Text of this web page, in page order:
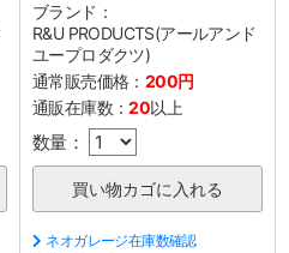
ブランド：
R&U PRODUCTS(アールアンド
ユープロダクツ)
通常販売価格： 200円
通販在庫数：20以上
数量：
ネオガレージ在庫数確認